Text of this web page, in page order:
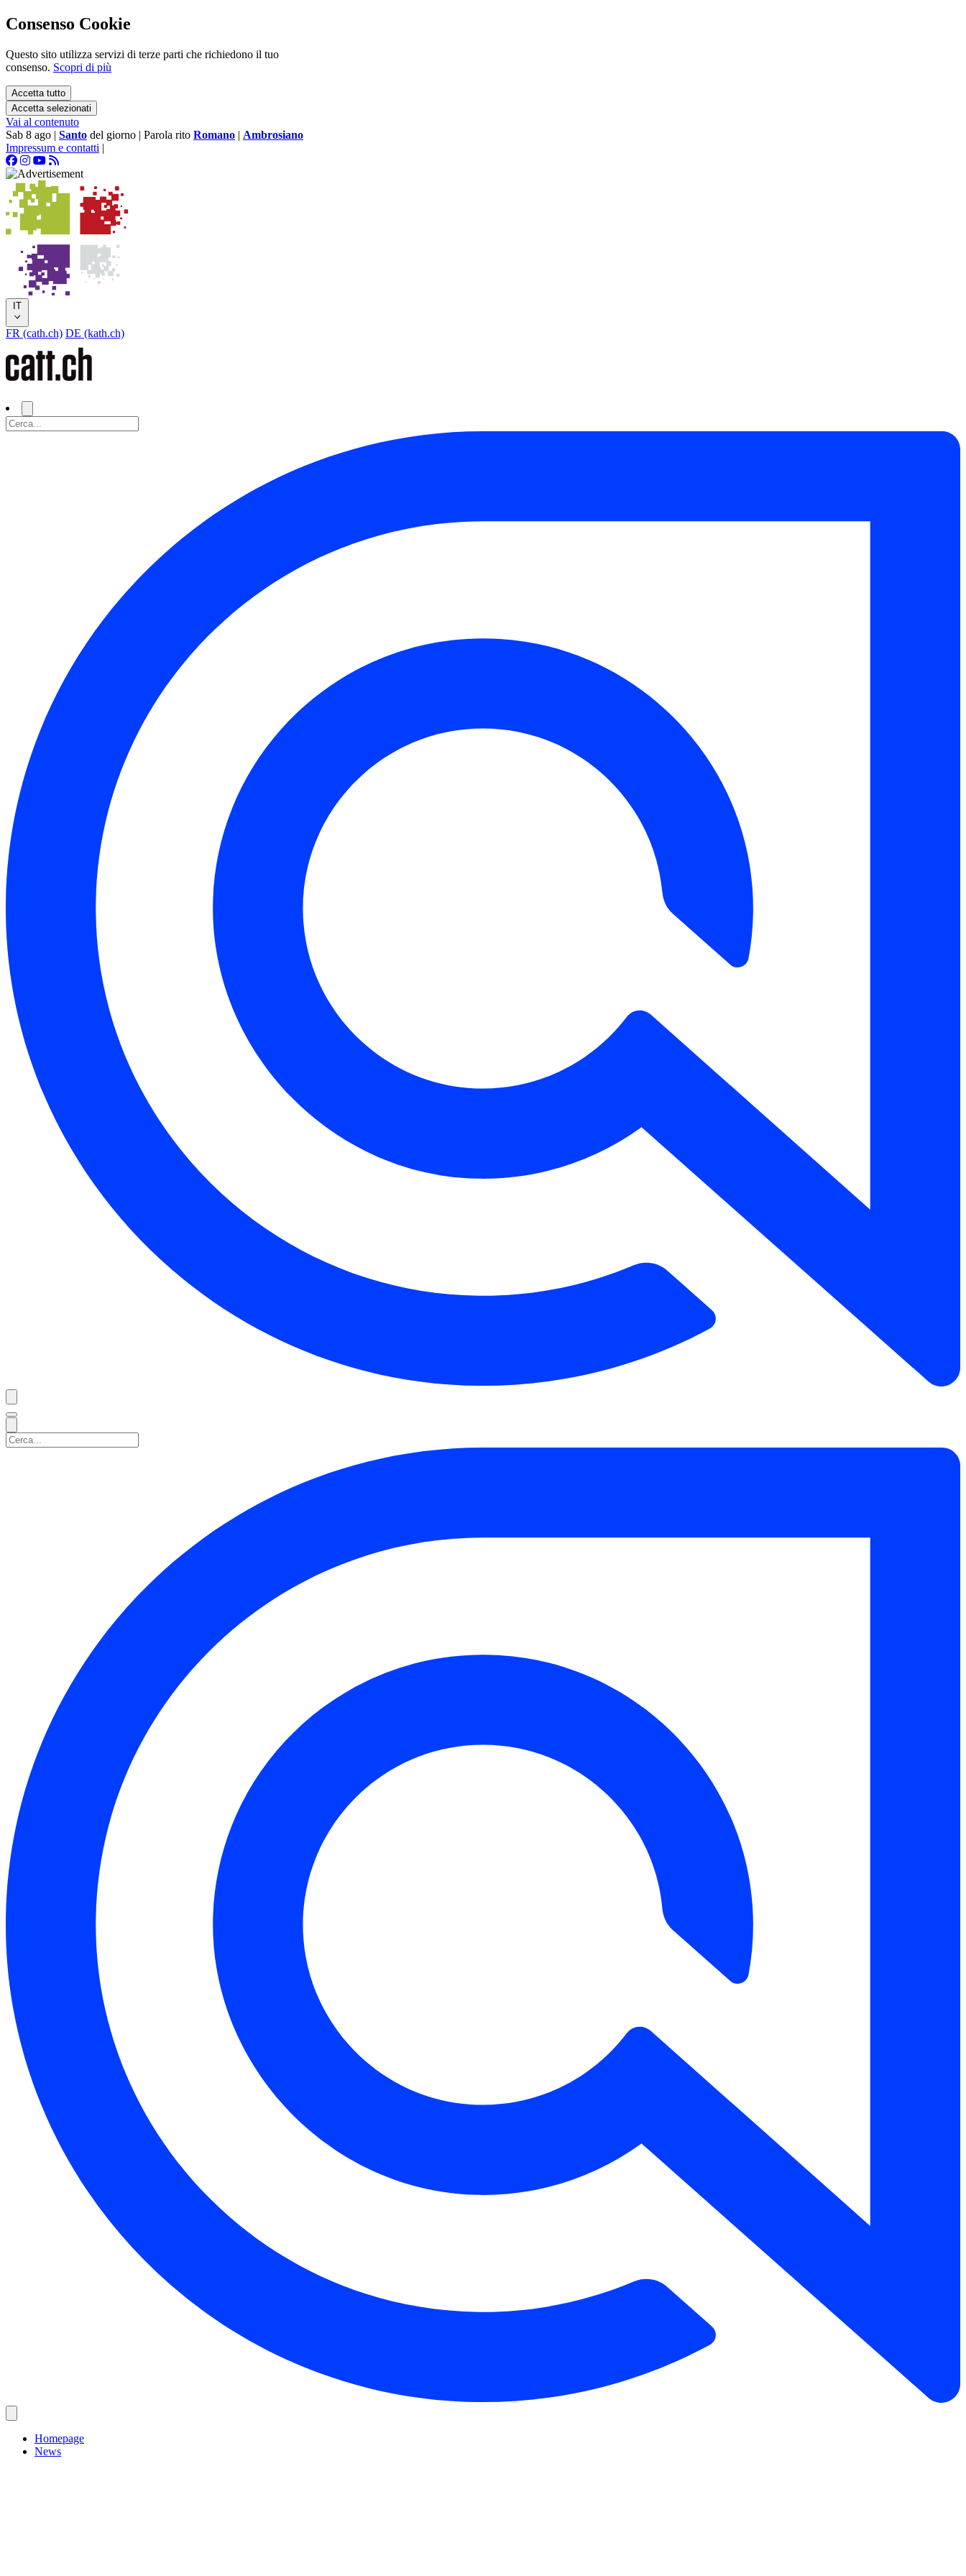
Consenso Cookie
Questo sito utilizza servizi di terze parti che richiedono il tuo
consenso. Scopri di più
Accetta tutto
Accetta selezionati
Vai al contenuto
Sab 8 ago | Santo del giorno | Parola rito Romano | Ambrosiano
Impressum e contatti |
IT
FR (cath.ch) DE (kath.ch)
Homepage
News